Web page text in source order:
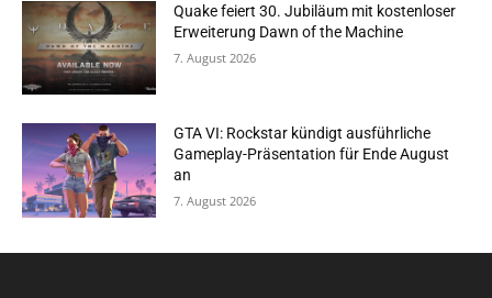
Quake feiert 30. Jubiläum mit kostenloser
Erweiterung Dawn of the Machine
7. August 2026
GTA VI: Rockstar kündigt ausführliche
Gameplay-Präsentation für Ende August
an
7. August 2026